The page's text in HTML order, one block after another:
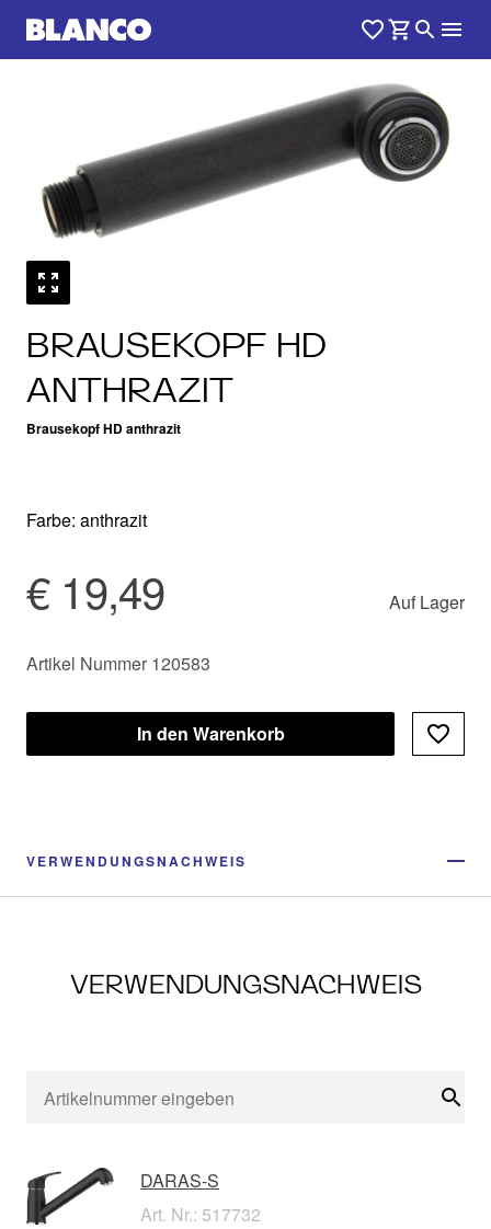
BRAUSEKOPF HD
ANTHRAZIT
Brausekopf HD anthrazit
Farbe: anthrazit
€ 19,49 Auf Lager
Artikel Nummer 120583
In den Warenkorb
VERWENDUNGSNACHWEIS
VERWENDUNGSNACHWEIS
DARAS-S
Art. Nr.: 517732